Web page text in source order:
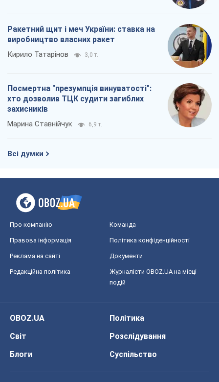
Ракетний щит і меч України: ставка на
виробництво власних ракет
Кирило Татарінов 3,0 т.
Посмертна "презумпція винуватості":
хто дозволив ТЦК судити загиблих
захисників
Марина Ставнійчук 6,9 т.
Всі думки
Про компанію Команда
Правова інформація Політика конфіденційності
Реклама на сайті Документи
Редакційна політика
Журналісти OBOZ.UA на місці
подій
OBOZ.UA
Політика
Світ
Розслідування
Блоги
Суспільство